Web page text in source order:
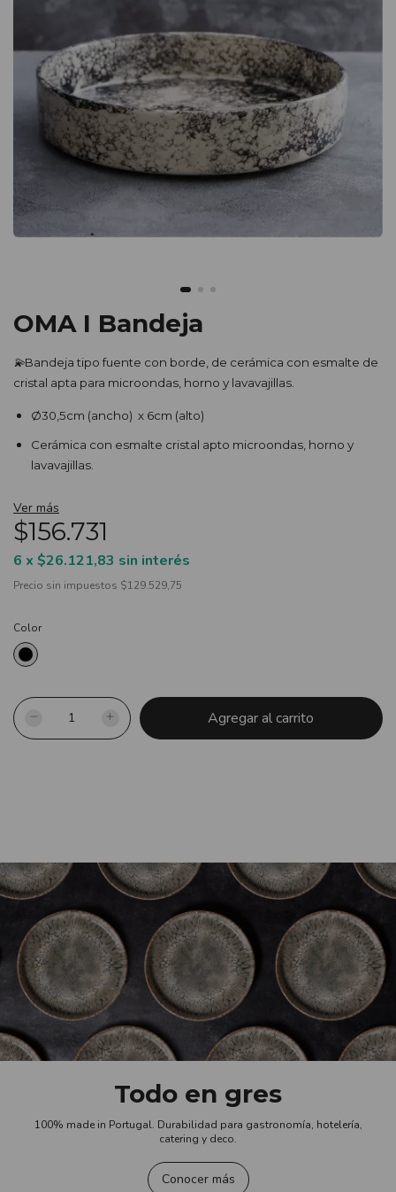
OMA I Bandeja
$156.731
Precio sin impuestos $129.529,75
6 x $26.121,83 sin interés
Color
💫Bandeja tipo fuente con borde, de cerámica con esmalte de
cristal apta para microondas, horno y lavavajillas.
Ø30,5cm (ancho) x 6cm (alto)
Cerámica con esmalte cristal apto microondas, horno y
lavavajillas.
variaciones de color y textura, son parte de la naturaleza del
proceso.
Ver más
Todo en gres
100% made in Portugal. Durabilidad para gastronomía, hotelería,
catering y deco.
Conocer más